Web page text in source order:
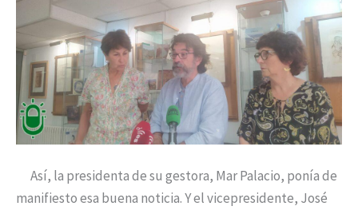
Así, la presidenta de su gestora, Mar Palacio, ponía de
manifiesto esa buena noticia. Y el vicepresidente, José